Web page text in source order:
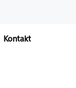
Kontakt